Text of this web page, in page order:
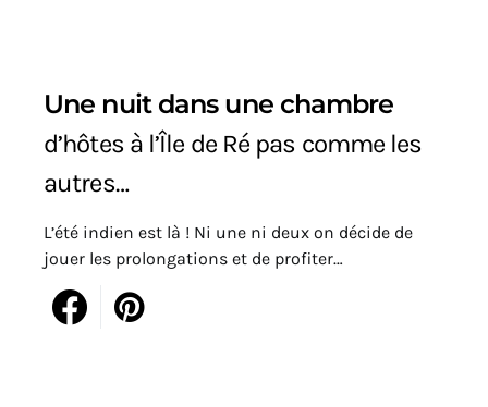
Une nuit dans une chambre
d’hôtes à l’Île de Ré pas comme les
autres…
L’été indien est là ! Ni une ni deux on décide de
jouer les prolongations et de profiter…